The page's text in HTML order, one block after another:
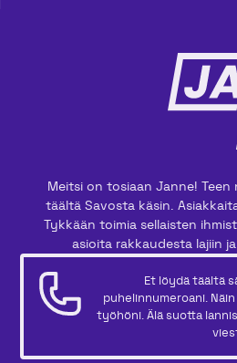
Meitsi on tosiaan Janne!
täältä Savosta käsin.
Tykkään toimia sellaisten
asioita rakkaudesta lajiin
Et löydä täältä
puhelinnumeroani.
työhöni. Älä suotta